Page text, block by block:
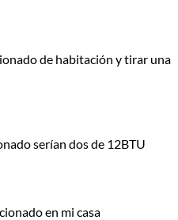
de habitación y tirar una
serían dos de 12BTU
en mi casa